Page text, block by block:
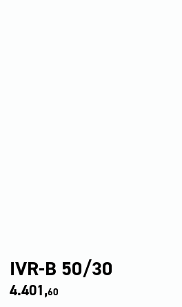
IVR-B 50/30
4.401,60